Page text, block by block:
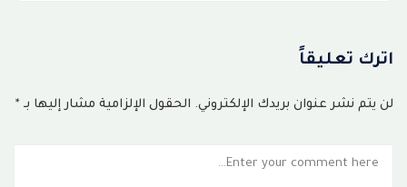
اترك تعليقاً
لن يتم نشر عنوان بريدك الإلكتروني. الحقول الإلزامية مشار إليها بـ *